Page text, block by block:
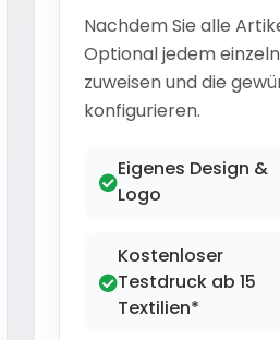
Nachdem Sie alle
Optional jedem
zuweisen und die
konfigurieren.
Eigenes Design &
Logo
Kostenloser
Testdruck ab 15
Textilien*